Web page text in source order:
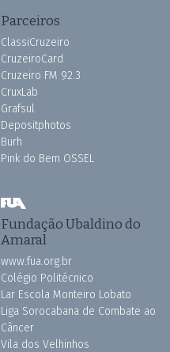
Parceiros
ClassiCruzeiro
CruzeiroCard
Cruzeiro FM 92.3
CruxLab
Grafsul
Depositphotos
Burh
Pink do Bem OSSEL
Fundação Ubaldino do
Amaral
www.fua.org.br
Colégio Politécnico
Lar Escola Monteiro Lobato
Liga Sorocabana de Combate ao
Câncer
Vila dos Velhinhos